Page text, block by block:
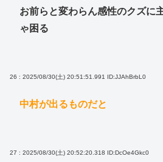
お前らと変わらん感性のクズに
ゃ困る
26 : 2025/08/30(土) 20:51:51.991 ID:JJAhBrbL0
中村が出るものだと
27 : 2025/08/30(土) 20:52:20.318 ID:DcOe4Gkc0